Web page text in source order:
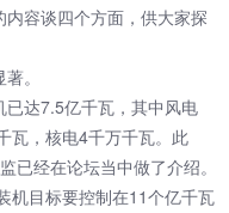
容谈四个方面，供大家探
。
达7.5亿千瓦，其中风电
瓦，核电4千万千瓦。此
已经在论坛当中做了介绍。
机目标要控制在11个亿千瓦